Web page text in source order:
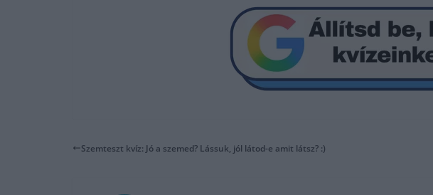
Szemteszt kvíz: Jó a szemed? Lássuk, jól látod-e amit látsz? :)